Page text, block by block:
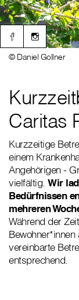
Caritas
© Daniel Gollner
Kurzzeitige
einem
Angehörigen -
vielfältig. Wir
Bedürfnissen
mehreren
Während der
vereinbarte
entsprechend.